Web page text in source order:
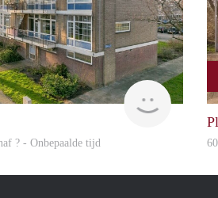
Woning
? - Onbepaalde tijd